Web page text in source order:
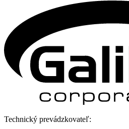
Technický prevádzkovateľ: